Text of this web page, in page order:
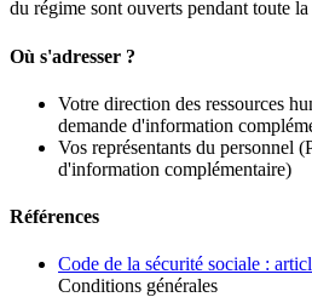
du régime sont ouverts pendant toute
Où s'adresser ?
Votre direction des ressources
demande d'information
Vos représentants du personnel
d'information complémentaire)
Références
Code de la sécurité sociale :
Conditions générales